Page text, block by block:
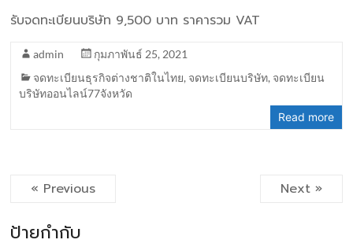
รับจดทะเบียนบริษัท 9,500 บาท ราคารวม VAT
admin
กุมภาพันธ์ 25, 2021
จดทะเบียนธุรกิจต่างชาติในไทย, จดทะเบียนบริษัท, จดทะเบียน
บริษัทออนไลน์77จังหวัด
Read more
« Previous Next »
ป้ายกำกับ